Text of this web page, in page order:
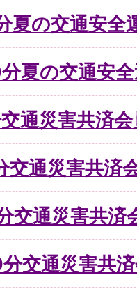
夏の交通安全
夏の交通安
通災害共済
交通災害共済
交通災害共済
交通災害共